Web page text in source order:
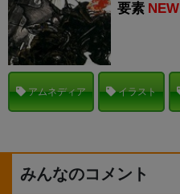
要素 NEW
アムネディア イラスト
みんなのコメント